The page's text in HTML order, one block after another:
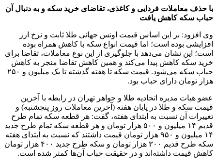
با حذف معاملات فردایی و کاغذی، تقاضای خرید سکه و به دنبال آن
حباب سکه کاهش یافت
وی افزود: بر این اساس قیمت اونس جهانی طلا ثابت و نرخ ارز
افزایشی بوده است؛ اما قیمت انواع سکه با کاهش همراه بوده
است؛ این نشان می‌دهد با جلوگیری از این نوع معاملات، تقاضا برای
خرید سکه کاهش پیدا می‌کند و همین کاهش تقاضا منجر به کاهش
حباب سکه می‌شود. قیمت سکه تا هفته گذشته تا یک میلیون و ۲۵۰
هزار تومان دارای حباب بود.
عضو هیات مدیره اتحادیه طلا و جواهر تهران در رابطه با آخرین
قیمت‌ سکه و طلا در پایان هفته (آخرین معاملات روز پنجشنبه) و
تغییرات آن نسبت به ابتدای هفته، گفت: هر قطعه سکه تمام طرح
قدیم ۱۴ میلیون و ۵۰۰ هزار تومان و هر قطعه سکه تمام طرح جدید
۱۴ میلیون و ۹۵۰ هزار تومان قیمت داشتند که نسبت به ابتدای هفته
سکه طرح قدیم ۳۰۰ هزار تومان و سکه طرح جدید ۴۰۰ هزار تومان
کاهش قیمت داشته‌اند و در حقیقت حباب آن‌ها کمتر شده است.